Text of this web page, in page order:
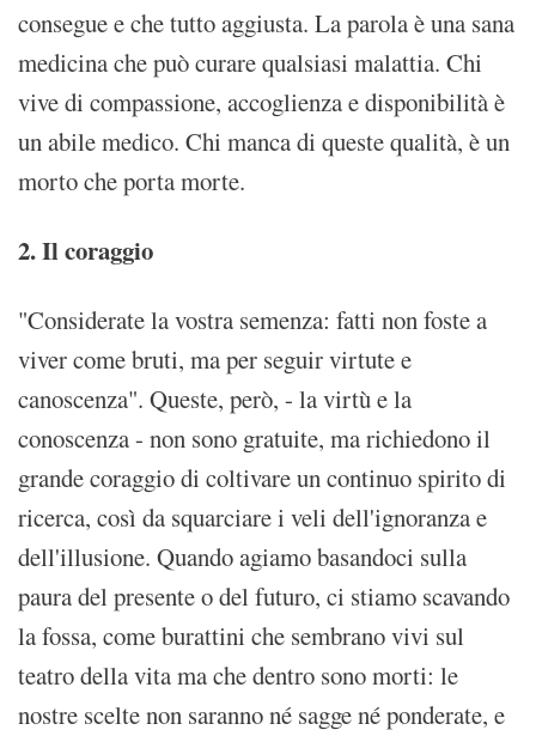
consegue e che tutto aggiusta. La parola è una sana
medicina che può curare qualsiasi malattia. Chi
vive di compassione, accoglienza e disponibilità è
un abile medico. Chi manca di queste qualità, è un
morto che porta morte.
2. Il coraggio
"Considerate la vostra semenza: fatti non foste a
viver come bruti, ma per seguir virtute e
canoscenza". Queste, però, - la virtù e la
conoscenza - non sono gratuite, ma richiedono il
grande coraggio di coltivare un continuo spirito di
ricerca, così da squarciare i veli dell'ignoranza e
dell'illusione. Quando agiamo basandoci sulla
paura del presente o del futuro, ci stiamo scavando
la fossa, come burattini che sembrano vivi sul
teatro della vita ma che dentro sono morti: le
nostre scelte non saranno né sagge né ponderate, e